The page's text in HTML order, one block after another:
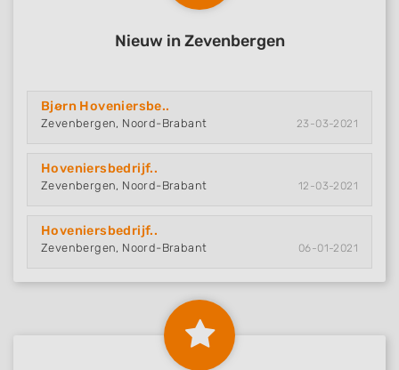
Nieuw in Zevenbergen
Bjørn Hoveniersbe..
Zevenbergen, Noord-Brabant 23-03-2021
Hoveniersbedrijf..
Zevenbergen, Noord-Brabant 12-03-2021
Hoveniersbedrijf..
Zevenbergen, Noord-Brabant 06-01-2021